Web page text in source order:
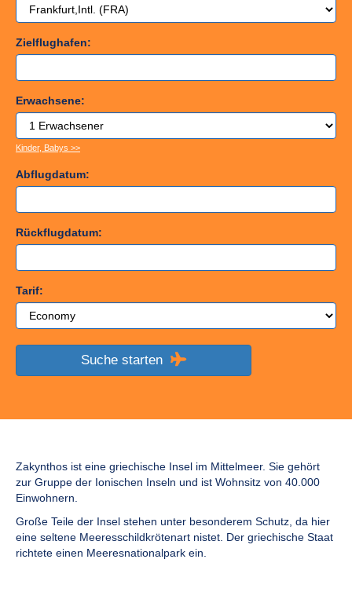
Zielflughafen:
Erwachsene:
Kinder, Babys >>
Abflugdatum:
Rückflugdatum:
Tarif:
Zakynthos ist eine griechische Insel im Mittelmeer. Sie gehört
zur Gruppe der Ionischen Inseln und ist Wohnsitz von 40.000
Einwohnern.
Große Teile der Insel stehen unter besonderem Schutz, da hier
eine seltene Meeresschildkrötenart nistet. Der griechische Staat
richtete einen Meeresnationalpark ein.